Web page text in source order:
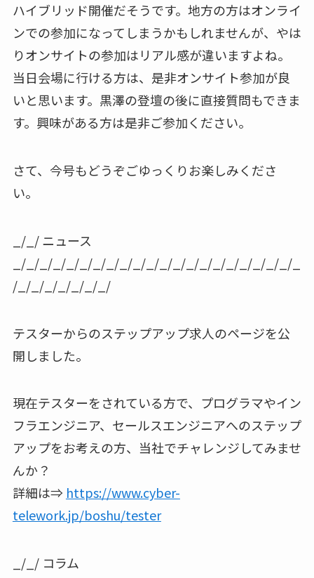
ハイブリッド開催だそうです。地方の方はオンライ
ンでの参加になってしまうかもしれませんが、やは
りオンサイトの参加はリアル感が違いますよね。
当日会場に行ける方は、是非オンサイト参加が良
いと思います。黒澤の登壇の後に直接質問もできま
す。興味がある方は是非ご参加ください。
さて、今号もどうぞごゆっくりお楽しみくださ
い。
_/_/ ニュース
_/_/_/_/_/_/_/_/_/_/_/_/_/_/_/_/_/_/_/_/_/_
/_/_/_/_/_/_/_/
テスターからのステップアップ求人のページを公
開しました。
現在テスターをされている方で、プログラマやイン
フラエンジニア、セールスエンジニアへのステップ
アップをお考えの方、当社でチャレンジしてみませ
んか？
詳細は⇒ https://www.cyber-
telework.jp/boshu/tester
_/_/ コラム